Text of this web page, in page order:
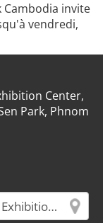
Cambodia invite
vendredi,
Center,
Park, Phnom